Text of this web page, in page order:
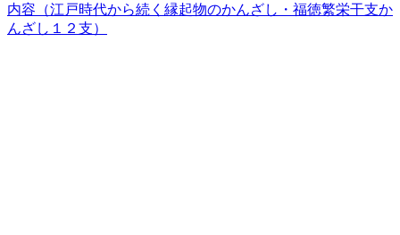
内容（江戸時代から続く縁起物のかんざし・福徳繁栄干支か
んざし１２支）